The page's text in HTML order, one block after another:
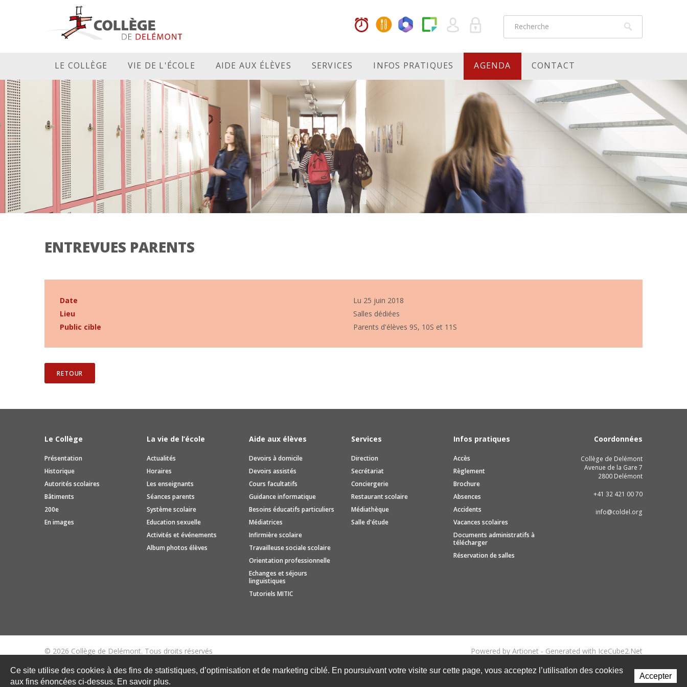
LE COLLÈGE VIE DE L'ÉCOLE AIDE AUX ÉLÈVES SERVICES INFOS PRATIQUES AGENDA CONTACT
ENTREVUES PARENTS
Date
Lu 25 juin 2018
Lieu
Salles dédiées
Public cible
Parents d'élèves 9S, 10S et 11S
RETOUR
Le Collège
Présentation
Historique
Autorités scolaires
Bâtiments
200e
En images
La vie de l’école
Actualités
Horaires
Les enseignants
Séances parents
Système scolaire
Education sexuelle
Activités et événements
Album photos élèves
Aide aux élèves
Devoirs à domicile
Devoirs assistés
Cours facultatifs
Guidance informatique
Besoins éducatifs particuliers
Médiatrices
Infirmière scolaire
Travailleuse sociale scolaire
Orientation professionnelle
Echanges et séjours
linguistiques
Tutoriels MITIC
Services
Direction
Secrétariat
Conciergerie
Restaurant scolaire
Médiathèque
Salle d'étude
Infos pratiques
Accès
Règlement
Brochure
Absences
Accidents
Vacances scolaires
Documents administratifs à
télécharger
Réservation de salles
Coordonnées
Collège de Delémont
Avenue de la Gare 7
2800 Delémont
+41 32 421 00 70
info@coldel.org
© 2026 Collège de Delémont. Tous droits réservés Powered by Artionet - Generated with IceCube2.Net
Ce site utilise des cookies à des fins de statistiques, d’optimisation et de marketing ciblé. En poursuivant votre visite sur cette page, vous acceptez l’utilisation des cookies
aux fins énoncées ci-dessus. En savoir plus.
Accepter